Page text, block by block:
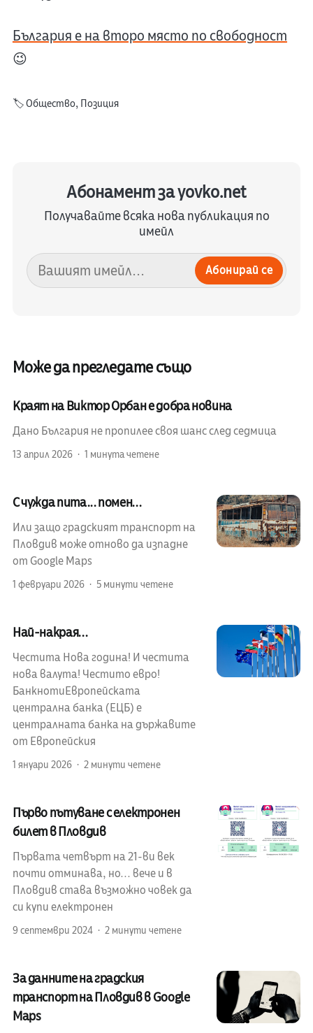
България е на второ място по свободност
😉
🏷️Общество, Позиция
Абонамент за yovko.net
Получавайте всяка нова публикация по
имейл
Абонирай се
Може да прегледате също
Краят на Виктор Орбан е добра новина
Дано България не пропилее своя шанс след седмица
13 април 2026 1 минута четене
С чужда пита... помен...
Или защо градският транспорт на
Пловдив може отново да изпадне
от Google Maps
1 февруари 2026 5 минути четене
Най-накрая...
Честита Нова година! И честита
нова валута! Честито евро!
БанкнотиЕвропейската
централна банка (ЕЦБ) е
централната банка на държавите
от Европейския
1 януари 2026 2 минути четене
Първо пътуване с електронен
билет в Пловдив
Първата четвърт на 21-ви век
почти отминава, но... вече и в
Пловдив става възможно човек да
си купи електронен
9 септември 2024 2 минути четене
За данните на градския
транспорт на Пловдив в Google
Maps